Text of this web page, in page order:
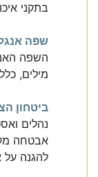
בתקני
שפה
השפה
מילים,
ביטחון
נהלים
אבטחה
להגנה על